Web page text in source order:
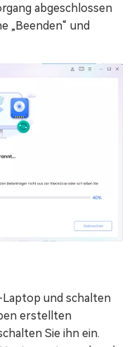
abgeschlossen
„Beenden“ und
Laptop und schalten
erstellten
Sie ihn ein.